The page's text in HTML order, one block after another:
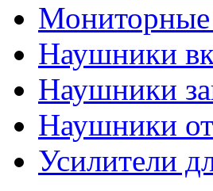
Наушники
Наушники
Наушники
Усилители